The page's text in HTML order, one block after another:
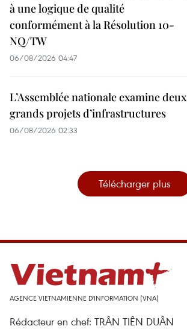
à une logique de qualité
conformément à la Résolution 10-
NQ/TW
06/08/2026 04:47
L’Assemblée nationale examine deux
grands projets d’infrastructures
06/08/2026 02:33
Télécharger plus
AGENCE VIETNAMIENNE D'INFORMATION (VNA)
Rédacteur en chef: TRÂN TIÊN DUÂN